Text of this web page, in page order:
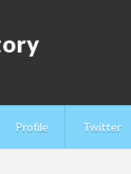
Profile Twitter